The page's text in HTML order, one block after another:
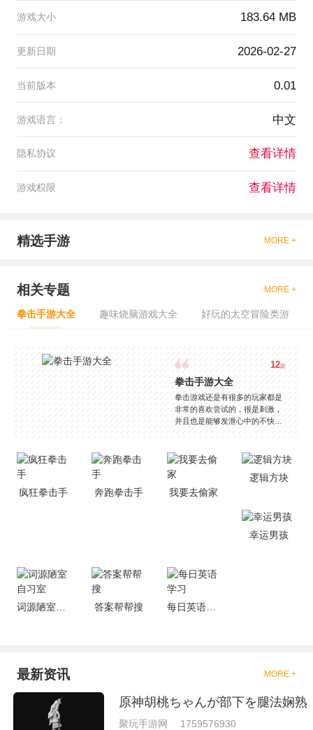
游戏大小 183.64 MB
更新日期 2026-02-27
当前版本 0.01
游戏语言： 中文
隐私协议 查看详情
游戏权限 查看详情
精选手游 MORE +
相关专题 MORE +
拳击手游大全 趣味烧脑游戏大全 好玩的太空冒险类游
12款
拳击手游大全
拳击游戏还是有很多的玩家都是
非常的喜欢尝试的，很是刺激，
并且也是能够发泄心中的不快
是一些格斗的游戏，其实是非常
的有趣，也是相当的刺激的，游
戏中是有一些不同的场景都是能
够去进行体验的，我们也是能够
就是收集了一些有意思的拳击游
戏，相信你们一定会喜欢的。
疯狂拳击手 奔跑拳击手 我要去偷家
逻辑方块
幸运男孩
答案帮帮搜 每日英语学习
最新资讯 MORE +
原神胡桃ちゃんが部下を腿法娴熟
聚玩手游网 1759576930